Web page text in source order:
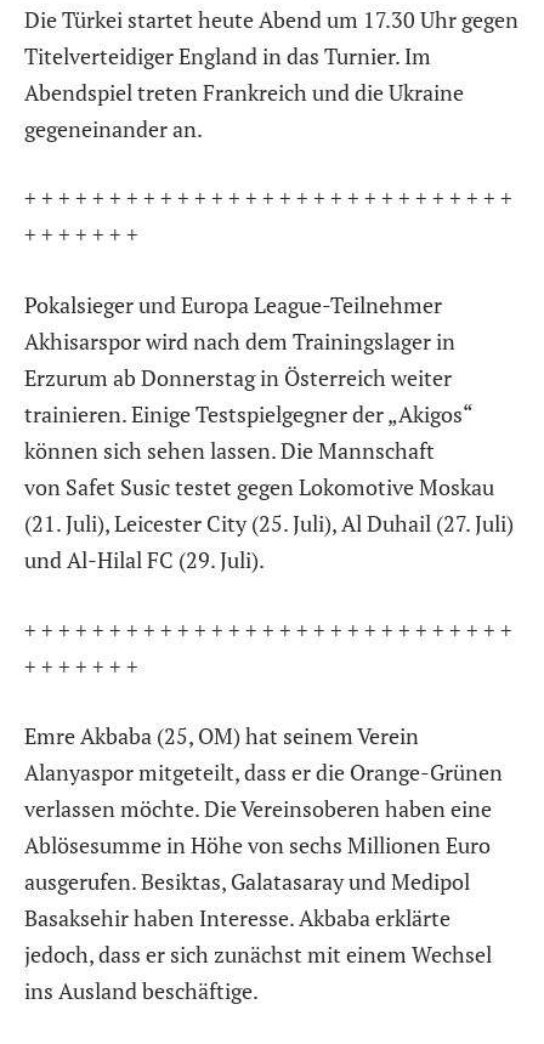
Die Türkei startet heute Abend um 17.30 Uhr gegen
Titelverteidiger England in das Turnier. Im
Abendspiel treten Frankreich und die Ukraine
gegeneinander an.
+ + + + + + + + + + + + + + + + + + + + + + + + + + + + +
+ + + + + + +
Pokalsieger und Europa League-Teilnehmer
Akhisarspor wird nach dem Trainingslager in
Erzurum ab Donnerstag in Österreich weiter
trainieren. Einige Testspielgegner der „Akigos“
können sich sehen lassen. Die Mannschaft
von Safet Susic testet gegen Lokomotive Moskau
(21. Juli), Leicester City (25. Juli), Al Duhail (27. Juli)
und Al-Hilal FC (29. Juli).
+ + + + + + + + + + + + + + + + + + + + + + + + + + + + +
+ + + + + + +
Emre Akbaba (25, OM) hat seinem Verein
Alanyaspor mitgeteilt, dass er die Orange-Grünen
verlassen möchte. Die Vereinsoberen haben eine
Ablösesumme in Höhe von sechs Millionen Euro
ausgerufen. Besiktas, Galatasaray und Medipol
Basaksehir haben Interesse. Akbaba erklärte
jedoch, dass er sich zunächst mit einem Wechsel
ins Ausland beschäftige.